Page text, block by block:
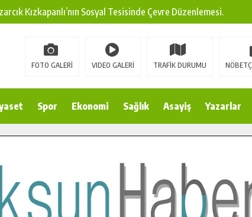
Kızkapanlı’nın Sosyal Tesisinde Çevre Düzenlemesi.
Kırsalına Modern Ulaşım Yatırımı.
Başarı: Edinilen Bilgi Türk Tarımına Katkı Sağlayacak.
Kampında Yeni Medya ve Fotoğrafçılığı Keşfetti.
Karakaya’dan Başkan Cüce’ye Veda Ziyareti.
Sona Doğru.
FOTO GALERİ VIDEO GALERİ TRAFİK DURUMU
Spor Ekonomi Sağlık Asayiş Yazarlar